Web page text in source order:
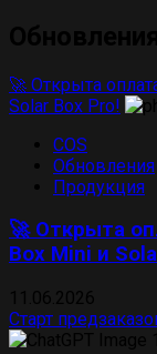
🚀 Открыта
Solar Box Pro!
COS
Обновления
Продукция
🚀 Открыта
Box Mini и
Старт